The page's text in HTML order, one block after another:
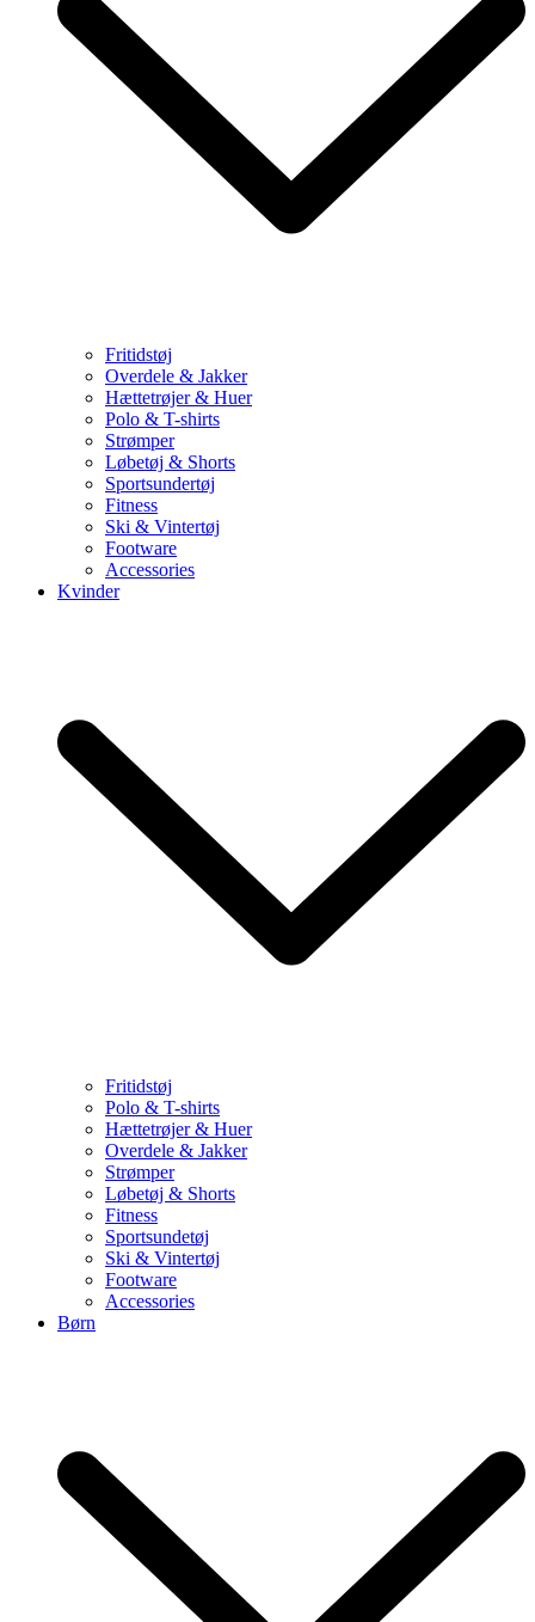
Fritidstøj
Overdele & Jakker
Hættetrøjer & Huer
Polo & T-shirts
Strømper
Løbetøj & Shorts
Sportsundertøj
Fitness
Ski & Vintertøj
Footware
Accessories
Kvinder
Fritidstøj
Polo & T-shirts
Hættetrøjer & Huer
Overdele & Jakker
Strømper
Løbetøj & Shorts
Fitness
Sportsundetøj
Ski & Vintertøj
Footware
Accessories
Børn